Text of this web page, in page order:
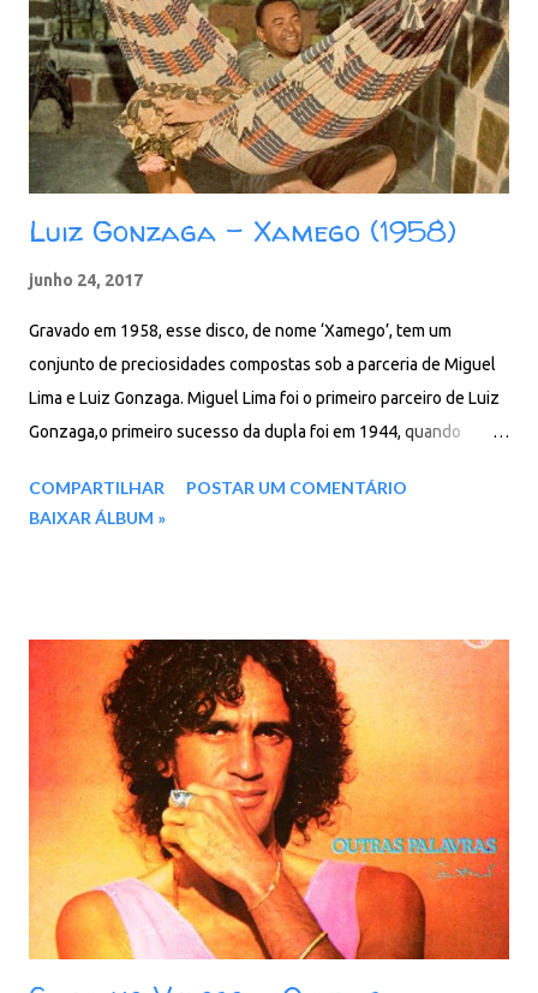
impressão de que a música vingou e o pior já passou. O cantador
permanece e o poeta também." - Zé Ramalho Faixas: 01. Acredite
Quem Quiser 02. Number 9 03. Décimas de Um Cantador 04.
Pelos ...
Luiz Gonzaga - Xamego (1958)
junho 24, 2017
Gravado em 1958, esse disco, de nome ‘Xamego’, tem um
conjunto de preciosidades compostas sob a parceria de Miguel
Lima e Luiz Gonzaga. Miguel Lima foi o primeiro parceiro de Luiz
Gonzaga,o primeiro sucesso da dupla foi em 1944, quando
ano de 1945, eles compuseram vários sucessos: a mazurka
Trezentos 05. Galo Garnizé 06. Dezessete e Setecentos 07.
Cortando Pano 08. O Xamego da Guiomar 09. Perpétua 10.
Bamboleando 11. O Torrado da Lili 12. Penerô Xerém Baixar: 76
MB - MP3 - 320 Kbps - REMASTERIZADO pCloud - Google Drive -
Box - MEGA
COMPARTILHAR
POSTAR UM COMENTÁRIO
BAIXAR ÁLBUM »